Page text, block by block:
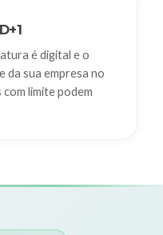
é digital e o
sua empresa no
limite podem